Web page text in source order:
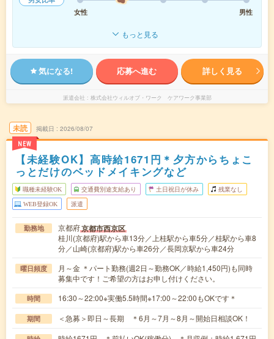
女性
男性
もっと見る
気になる! 応募へ進む 詳しく見る
派遣会社 株式会社ウィルオブ・ワーク ケアワーク事業部
未読
NEW
掲載日 2026/08/07
【未経験OK】高時給1671円＊夕方からちょこ
っとだけのベッドメイキングなど
職種未経験OK 交通費別途支給あり 土日祝日が休み 残業なし
WEB登録OK 派遣
勤務地 京都府京都市西京区
桂川(京都府)駅から車13分／上桂駅から車5分／桂駅から車8
分／山崎(京都府)駅から車26分／長岡京駅から車24分
曜日頻度
月～金 ＊パート勤務(週2日～勤務OK／時給1,450円)も同時
募集中です！ご希望の方はお申し付けください。
時間 16:30～22:00※実働5.5時間※17:00～22:00もOKです＊
期間 ＜急募＞即日～長期 ＊6月～7月～8月～開始日相談OK！